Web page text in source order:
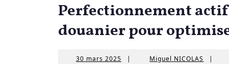
Perfectionnement
douanier pour
30 mars 2025 30| Miguel NICOLAS Miguel
|